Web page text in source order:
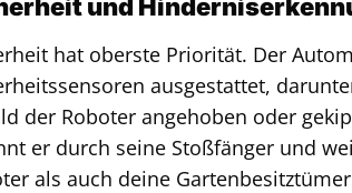
und
hat oberste Priorität. Der
ausgestattet,
der Roboter angehoben oder
er durch seine Stoßfänger und
als auch deine